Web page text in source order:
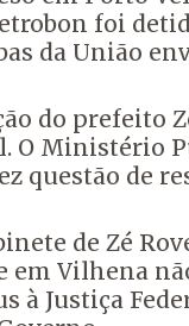
foi
da União
do prefeito
Ministério
questão de
de Zé
em Vilhena
à Justiça